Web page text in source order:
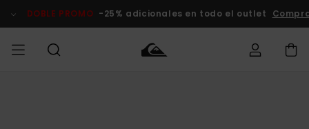
del
DOBLE PROMO -25% adicionales en todo el outlet